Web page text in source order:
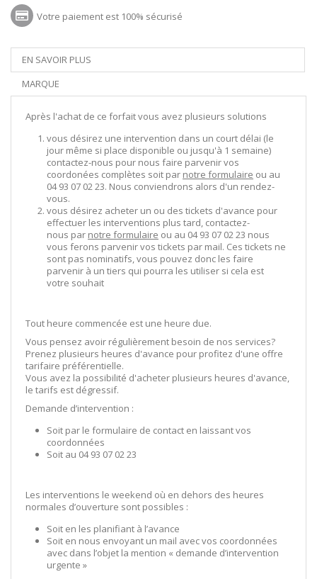
Votre paiement est 100% sécurisé
EN SAVOIR PLUS
MARQUE
Après l'achat de ce forfait vous avez plusieurs solutions
vous désirez une intervention dans un court délai (le
jour même si place disponible ou jusqu'à 1 semaine)
contactez-nous pour nous faire parvenir vos
coordonées complètes soit par notre formulaire ou au
04 93 07 02 23. Nous conviendrons alors d'un rendez-
vous.
vous désirez acheter un ou des tickets d'avance pour
effectuer les interventions plus tard, contactez-
nous par notre formulaire ou au 04 93 07 02 23 nous
vous ferons parvenir vos tickets par mail. Ces tickets ne
sont pas nominatifs, vous pouvez donc les faire
parvenir à un tiers qui pourra les utiliser si cela est
votre souhait
Tout heure commencée est une heure due.
Vous pensez avoir régulièrement besoin de nos services?
Prenez plusieurs heures d'avance pour profitez d'une offre
tarifaire préférentielle.
Vous avez la possibilité d'acheter plusieurs heures d'avance,
le tarifs est dégressif.
Demande d’intervention :
Soit par le formulaire de contact en laissant vos
coordonnées
Soit au 04 93 07 02 23
Les interventions le weekend où en dehors des heures
normales d’ouverture sont possibles :
Soit en les planifiant à l’avance
Soit en nous envoyant un mail avec vos coordonnées
avec dans l’objet la mention « demande d’intervention
urgente »